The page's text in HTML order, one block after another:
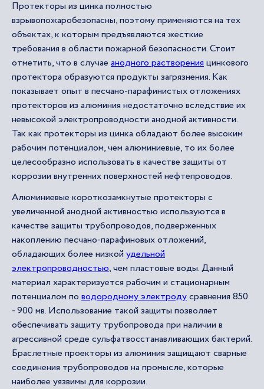
Протекторы из цинка полностью
взрывопожаробезопасны, поэтому применяются на тех
объектах, к которым предъявляются жесткие
требования в области пожарной безопасности. Стоит
отметить, что в случае анодного растворенияцинкового
протектора образуются продукты загрязнения. Как
показывает опыт в песчано-парафинистых отложениях
протекторов из алюминия недостаточно вследствие их
невысокой электропроводности анодной активности.
Так как протекторы из цинка обладают более высоким
рабочим потенциалом, чем алюминиевые, то их более
целесообразно использовать в качестве защиты от
коррозии внутренних поверхностей нефтепроводов.
Алюминиевые короткозамкнутые протекторы с
увеличенной анодной активностью используются в
качестве защиты трубопроводов, подверженных
накоплению песчано-парафиновых отложений,
обладающих более низкой удельной
электропроводностью, чем пластовые воды. Данный
материал характеризуется рабочим и стационарным
потенциалом по водородному электродусравнения 850
- 900 мв. Использование такой защиты позволяет
обеспечивать защиту трубопровода при наличии в
агрессивной среде сульфатвосстанавливающих бактерий.
Браслетные проекторы из алюминия защищают сварные
соединения трубопроводов на промысле, которые
наиболее уязвимы для коррозии.